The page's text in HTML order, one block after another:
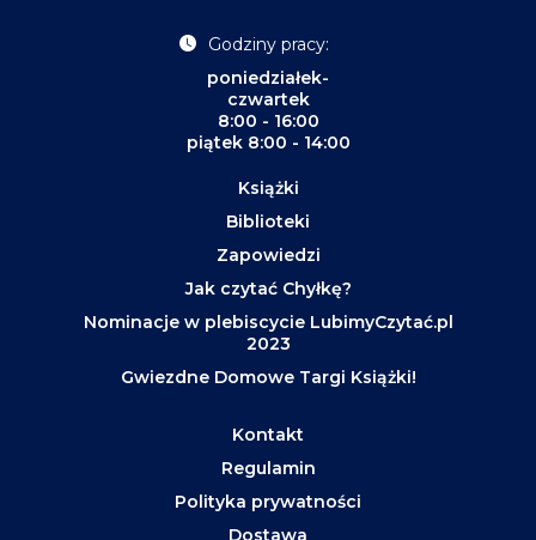
Godziny pracy:
poniedziałek-
czwartek
8:00 - 16:00
piątek 8:00 - 14:00
Książki
Biblioteki
Zapowiedzi
Jak czytać Chyłkę?
Nominacje w plebiscycie LubimyCzytać.pl
2023
Gwiezdne Domowe Targi Książki!
Kontakt
Regulamin
Polityka prywatności
Dostawa